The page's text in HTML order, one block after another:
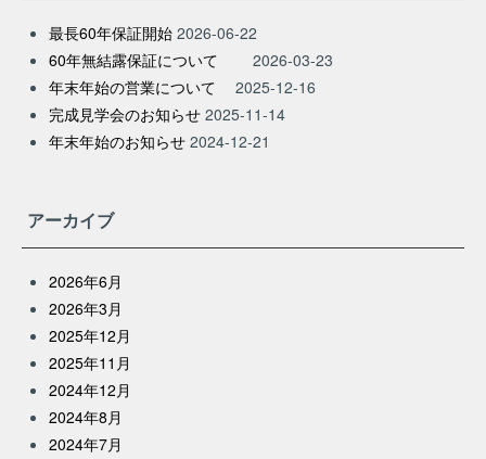
最長60年保証開始 2026-06-22
60年無結露保証について
2026-03-23
年末年始の営業について
2025-12-16
完成見学会のお知らせ 2025-11-14
年末年始のお知らせ 2024-12-21
アーカイブ
2026年6月
2026年3月
2025年12月
2025年11月
2024年12月
2024年8月
2024年7月